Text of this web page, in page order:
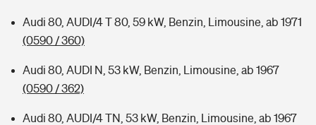
Audi 80, AUDI/4 T 80, 59 kW, Benzin, Limousine, ab 1971
(0590 / 360)
Audi 80, AUDI N, 53 kW, Benzin, Limousine, ab 1967
(0590 / 362)
Audi 80, AUDI/4 TN, 53 kW, Benzin, Limousine, ab 1967